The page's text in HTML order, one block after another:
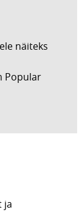
näiteks
Popular
ja